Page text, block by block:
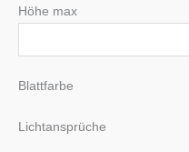
Höhe max
Blattfarbe
Lichtansprüche